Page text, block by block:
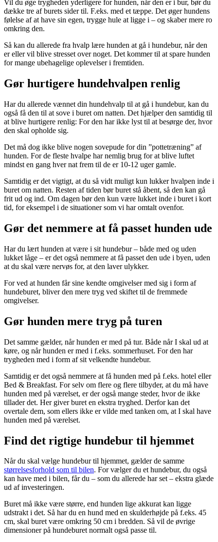
Vil du øge trygheden yderligere for hunden, når den er i bur, bør du
dække tre af burets sider til. F.eks. med et tæppe. Det øger hundens
følelse af at have sin egen, trygge hule at ligge i – og skaber mere ro
omkring den.
Så kan du allerede fra hvalp lære hunden at gå i hundebur, når den
er eller vil blive stresset over noget. Det kommer til at spare hunden
for mange ubehagelige oplevelser i fremtiden.
Gør hurtigere hundehvalpen renlig
Har du allerede vænnet din hundehvalp til at gå i hundebur, kan du
også få den til at sove i buret om natten. Det hjælper den samtidig til
at blive hurtigere renlig: For den har ikke lyst til at besørge der, hvor
den skal opholde sig.
Det må dog ikke blive nogen sovepude for din ”pottetræning” af
hunden. For de fleste hvalpe har nemlig brug for at blive luftet
mindst en gang hver nat frem til de er 10-12 uger gamle.
Samtidig er det vigtigt, at du så vidt muligt kun lukker hvalpen inde i
buret om natten. Resten af tiden bør buret stå åbent, så den kan gå
frit ud og ind. Om dagen bør den kun være lukket inde i buret i kort
tid, for eksempel i de situationer som vi har omtalt ovenfor.
Gør det nemmere at få passet hunden ude
Har du lært hunden at være i sit hundebur – både med og uden
lukket låge – er det også nemmere at få passet den ude i byen, uden
at du skal være nervøs for, at den laver ulykker.
For ved at hunden får sine kendte omgivelser med sig i form af
hundeburet, bliver den mere tryg ved skiftet til de fremmede
omgivelser.
Gør hunden mere tryg på turen
Det samme gælder, når hunden er med på tur. Både når I skal ud at
køre, og når hunden er med i f.eks. sommerhuset. For den har
trygheden med i form af sit velkendte hundebur.
Samtidig er det også nemmere at få hunden med på f.eks. hotel eller
Bed & Breakfast. For selv om flere og flere tilbyder, at du må have
hunden med på værelset, er der også mange steder, hvor de ikke
tillader det. Her giver buret en ekstra tryghed. Derfor kan det
overtale dem, som ellers ikke er vilde med tanken om, at I skal have
hunden med på værelset.
Find det rigtige hundebur til hjemmet
Når du skal vælge hundebur til hjemmet, gælder de samme
størrelsesforhold som til bilen. For vælger du et hundebur, du også
kan have med i bilen, får du – som du allerede har set – ekstra glæde
ud af investeringen.
Buret må ikke være større, end hunden lige akkurat kan ligge
udstrakt i det. Så har du en hund med en skulderhøjde på f.eks. 45
cm, skal buret være omkring 50 cm i bredden. Så vil de øvrige
dimensioner på hundeburet normalt også passe til.